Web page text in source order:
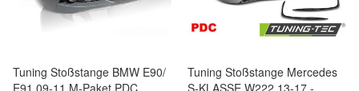
Tuning Stoßstange BMW E90/
E91 09-11 M-Paket PDC
Tuning Stoßstange Mercedes
S-KLASSE W222 13-17 -